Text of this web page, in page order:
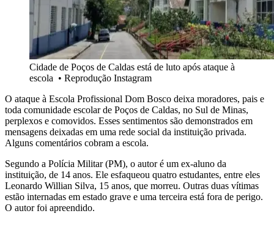
Cidade de Poços de Caldas está de luto após ataque à
escola • Reprodução Instagram
O ataque à Escola Profissional Dom Bosco deixa moradores, pais e
toda comunidade escolar de Poços de Caldas, no Sul de Minas,
perplexos e comovidos. Esses sentimentos são demonstrados em
mensagens deixadas em uma rede social da instituição privada.
Alguns comentários cobram a escola.
Segundo a Polícia Militar (PM), o autor é um ex-aluno da
instituição, de 14 anos. Ele esfaqueou quatro estudantes, entre eles
Leonardo Willian Silva, 15 anos, que morreu. Outras duas vítimas
estão internadas em estado grave e uma terceira está fora de perigo.
O autor foi apreendido.